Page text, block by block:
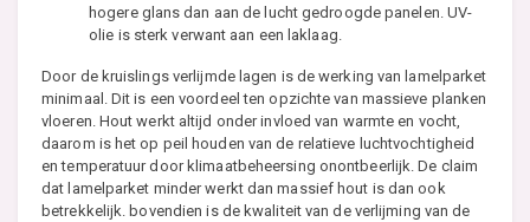
hogere glans dan aan de lucht gedroogde panelen. UV-
olie is sterk verwant aan een laklaag.
Door de kruislings verlijmde lagen is de werking van lamelparket
minimaal. Dit is een voordeel ten opzichte van massieve planken
vloeren. Hout werkt altijd onder invloed van warmte en vocht,
daarom is het op peil houden van de relatieve luchtvochtigheid
en temperatuur door klimaatbeheersing onontbeerlijk. De claim
dat lamelparket minder werkt dan massief hout is dan ook
betrekkelijk. bovendien is de kwaliteit van de verlijming van de